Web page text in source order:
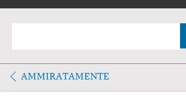
AMMIRATAMENTE